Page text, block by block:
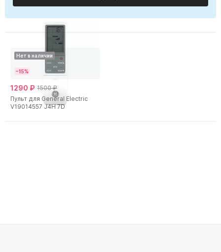
Нет в наличии
−15%
1290 ₽ 1500 ₽
Пульт для General Electric
V19014557 J4H 7D